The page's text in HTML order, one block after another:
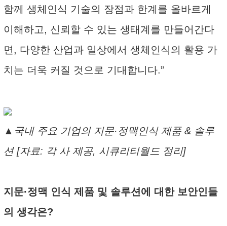
함께 생체인식 기술의 장점과 한계를 올바르게
이해하고, 신뢰할 수 있는 생태계를 만들어간다
면, 다양한 산업과 일상에서 생체인식의 활용 가
치는 더욱 커질 것으로 기대합니다.”
▲국내 주요 기업의 지문·정맥인식 제품 & 솔루
션 [자료: 각 사 제공, 시큐리티월드 정리]
지문·정맥 인식 제품 및 솔루션에 대한 보안인들
의 생각은?